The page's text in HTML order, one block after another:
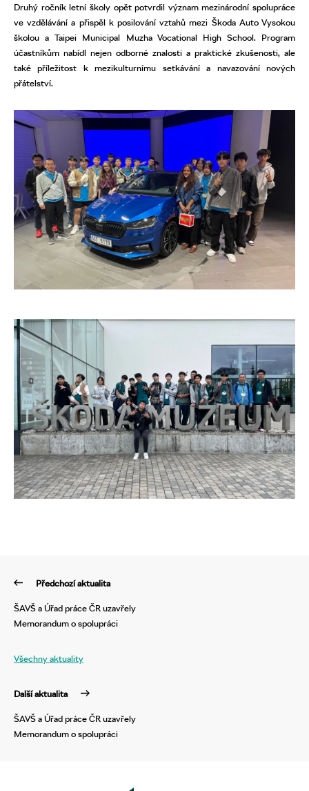
Druhý ročník letní školy opět potvrdil význam mezinárodní spolupráce
ve vzdělávání a přispěl k posilování vztahů mezi Škoda Auto Vysokou
školou a Taipei Municipal Muzha Vocational High School. Program
účastníkům nabídl nejen odborné znalosti a praktické zkušenosti, ale
také příležitost k mezikulturnímu setkávání a navazování nových
přátelství.
Předchozí aktualita
ŠAVŠ a Úřad práce ČR uzavřely
Memorandum o spolupráci
Všechny aktuality
Další aktualita
ŠAVŠ a Úřad práce ČR uzavřely
Memorandum o spolupráci